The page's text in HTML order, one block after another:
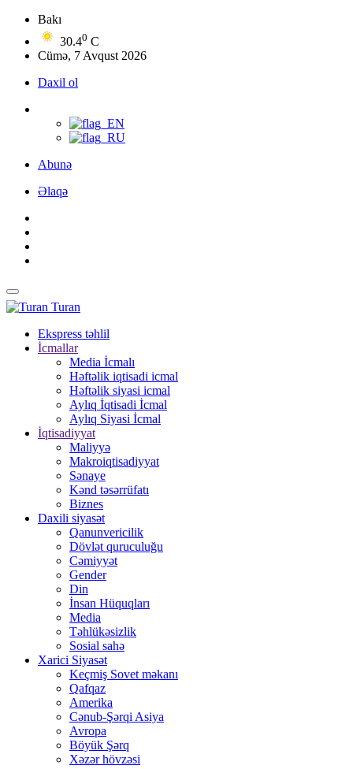
Bakı
30.40 C
Cümə, 7 Avqust 2026
Daxil ol
Abunə
Əlaqə
Turan
Ekspress təhlil
İcmallar
Media İcmalı
Həftəlik iqtisadi icmal
Həftəlik siyasi icmal
Aylıq İqtisadi İcmal
Aylıq Siyasi İcmal
İqtisadiyyat
Maliyyə
Makroiqtisadiyyat
Sənaye
Kənd təsərrüfatı
Biznes
Daxili siyasət
Qanunvericilik
Dövlət quruculuğu
Cəmiyyət
Gender
Din
İnsan Hüquqları
Media
Təhlükəsizlik
Sosial sahə
Xarici Siyasət
Keçmiş Sovet məkanı
Qafqaz
Amerika
Cənub-Şərqi Asiya
Avropa
Böyük Şərq
Xəzər hövzəsi